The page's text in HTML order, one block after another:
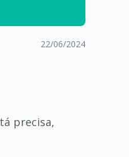
22/06/2024
precisa,